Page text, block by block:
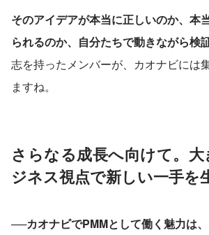
そのアイデアが本当に正しいのか、本
られるのか、自分たちで動きながら検
志を持ったメンバーが、カオナビには
ますね。
さらなる成長へ向けて。
ジネス視点で新しい一手を
──カオナビでPMMとして働く魅力は